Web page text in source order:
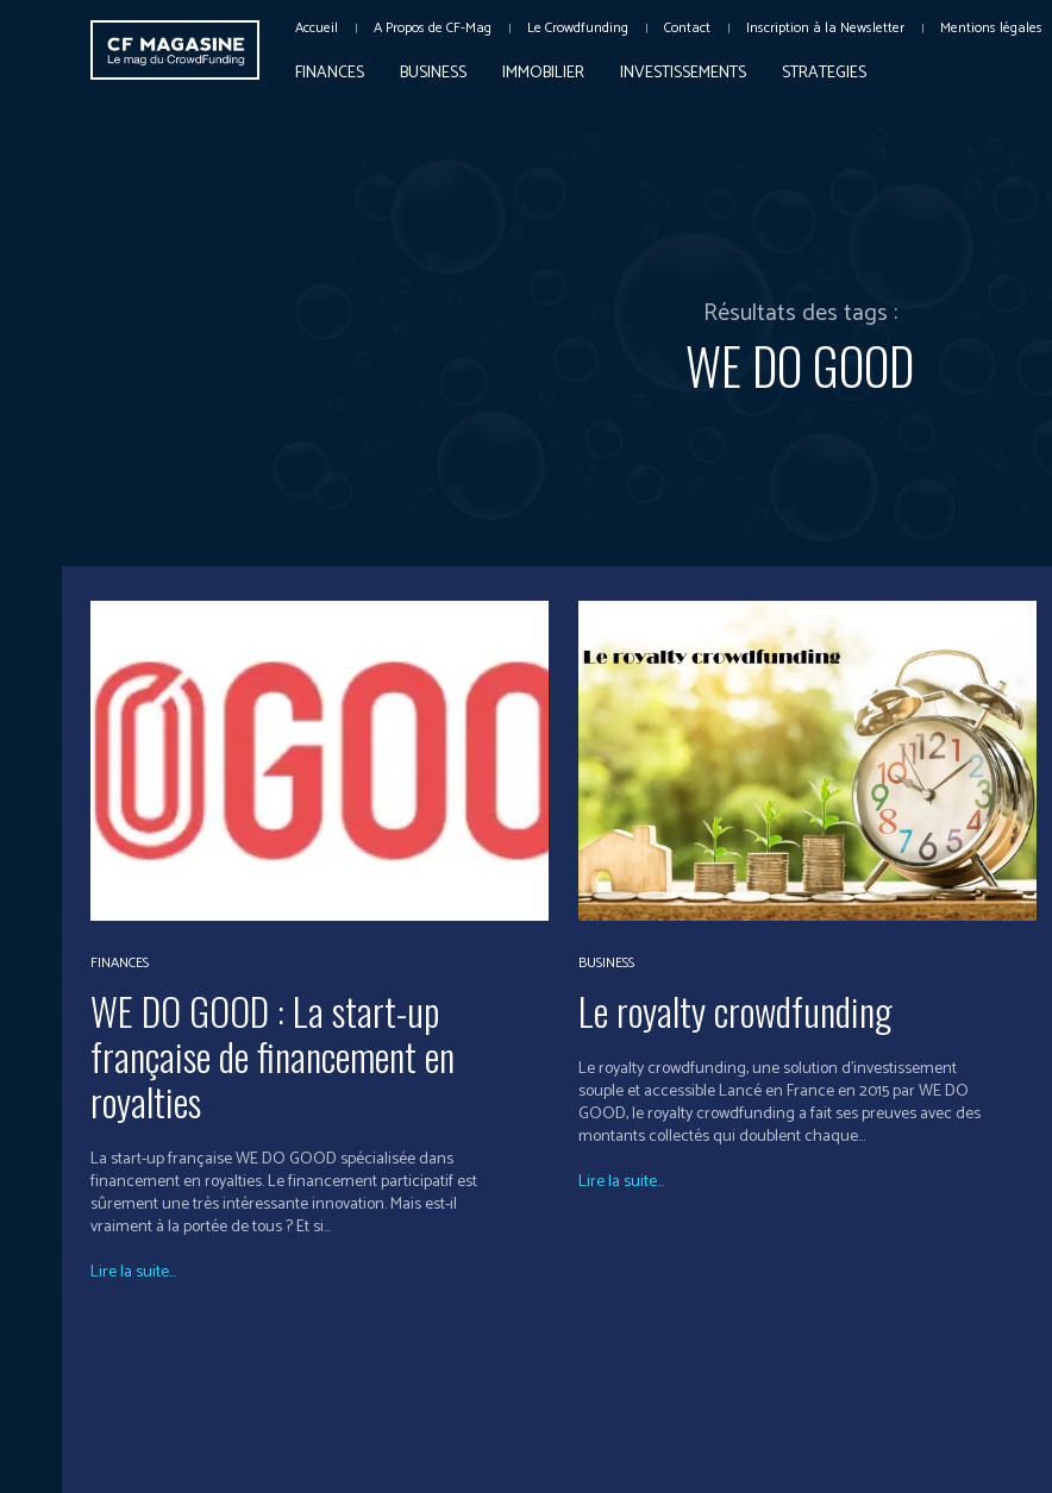
Accueil A Propos de CF-Mag Le Crowdfunding Contact Inscription à la Newsletter Mentions légales
FINANCES BUSINESS IMMOBILIER INVESTISSEMENTS STRATEGIES
Résultats des tags :
WE DO GOOD
FINANCES
WE DO GOOD : La start-up
française de financement en
royalties
La start-up française WE DO GOOD spécialisée dans
financement en royalties. Le financement participatif est
sûrement une très intéressante innovation. Mais est-il
vraiment à la portée de tous ? Et si...
Lire la suite...
BUSINESS
Le royalty crowdfunding
Le royalty crowdfunding, une solution d’investissement
souple et accessible Lancé en France en 2015 par WE DO
GOOD, le royalty crowdfunding a fait ses preuves avec des
montants collectés qui doublent chaque...
Lire la suite...